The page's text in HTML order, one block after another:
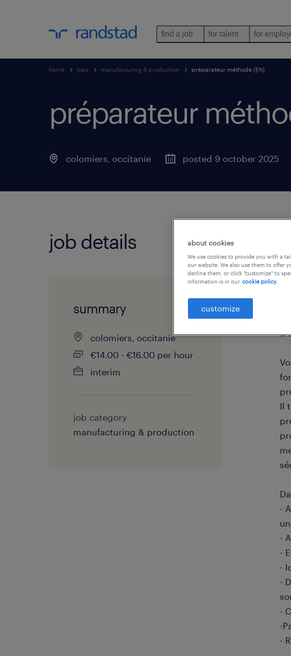
find a job for talent for
home jobs manufacturing & production préparateur méthode (f/h)
préparateur
colomiers, occitanie posted 9 october 2025
job details
summary
colomiers, occitanie
€14.00 - €16.00 per hour
interim
job category
manufacturing & production
Il
-
-
-
-
-
-
-
-
about cookies
We use cookies to provide you with a
our website. We also use them to offer
decline them, or click "customize" to
information is in our cookie policy.
customize